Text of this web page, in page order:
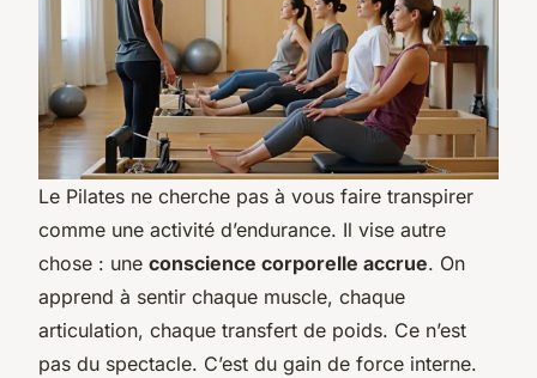
Le Pilates ne cherche pas à vous faire transpirer
comme une activité d’endurance. Il vise autre
chose : une conscience corporelle accrue. On
apprend à sentir chaque muscle, chaque
articulation, chaque transfert de poids. Ce n’est
pas du spectacle. C’est du gain de force interne.